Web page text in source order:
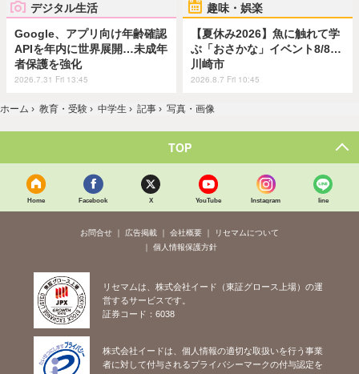
デジタル生活
Google、アプリ向け年齢確認
APIを年内に世界展開…未成年
者保護を強化
2026.7.31 Fri 13:45
趣味・娯楽
【夏休み2026】魚に触れて学
ぶ「おさかな」イベント8/8…
川崎市
2026.8.7 Fri 10:45
ホーム › 教育・受験 › 中学生 › 記事 › 写真・画像
TOP
Home Facebook X YouTube Instagram line
お問合せ 広告掲載 会社概要
リセマムについて
個人情報保護方針
リセマムは、株式会社イード（東証グロース上場）の運
営するサービスです。
証券コード：6038
株式会社イードは、個人情報の適切な取扱いを行う事業
者に対して付与されるプライバシーマークの付与認定を